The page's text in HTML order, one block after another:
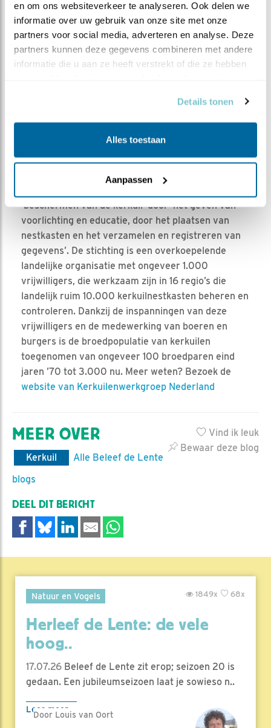
en om ons websiteverkeer te analyseren. Ook delen we
informatie over uw gebruik van onze site met onze
partners voor social media, adverteren en analyse. Deze
partners kunnen deze gegevens combineren met andere
informatie die u aan ze heeft verstrekt of die ze hebben
Details tonen
Alles toestaan
Aanpassen
‘beschermen van de kerkuil’ door ‘het geven van
voorlichting en educatie, door het plaatsen van
nestkasten en het verzamelen en registreren van
gegevens’. De stichting is een overkoepelende
landelijke organisatie met ongeveer 1.000
vrijwilligers, die werkzaam zijn in 16 regio’s die
landelijk ruim 10.000 kerkuilnestkasten beheren en
controleren. Dankzij de inspanningen van deze
vrijwilligers en de medewerking van boeren en
burgers is de broedpopulatie van kerkuilen
toegenomen van ongeveer 100 broedparen eind
jaren ’70 tot 3.000 nu. Meer weten? Bezoek de
website van Kerkuilenwerkgroep Nederland
Vind ik leuk
Bewaar deze blog
MEER OVER
Kerkuil
Alle Beleef de Lente
blogs
DEEL DIT BERICHT
Natuur en Vogels 68x
1849x
Herleef de Lente: de vele
hoog..
17.07.26 Beleef de Lente zit erop; seizoen 20 is
gedaan. Een jubileumseizoen laat je sowieso n..
Lees meer
Door Louis van Oort